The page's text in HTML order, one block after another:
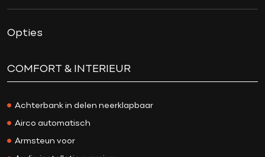
Aantal versnellingen
Brandstof
Kleur Legend Grey
Interieurkleur
Acceleratie 0-100
Opties
COMFORT & INTERIEUR
Achterbank in delen neerklapbaar
Airco automatisch
Armsteun voor